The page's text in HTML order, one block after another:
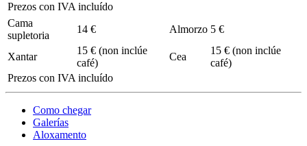
Prezos con IVA incluído
Cama
supletoria
14 € Almorzo 5 €
Xantar
15 € (non inclúe
café)
Cea
15 € (non inclúe
café)
Prezos con IVA incluído
Como chegar
Galerías
Aloxamento